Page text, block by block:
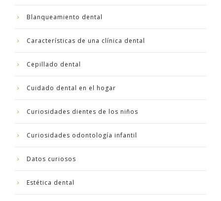
Blanqueamiento dental
Características de una clínica dental
Cepillado dental
Cuidado dental en el hogar
Curiosidades dientes de los niños
Curiosidades odontología infantil
Datos curiosos
Estética dental